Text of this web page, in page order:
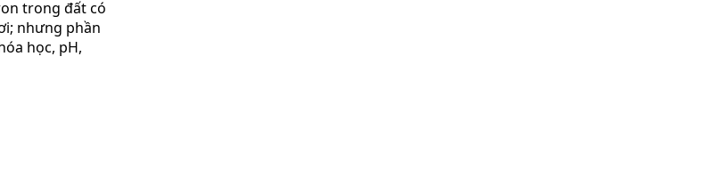
trong đất có
nhưng phần
học, pH,